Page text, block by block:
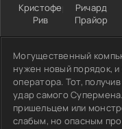
Кристофер
Рив
Ричард
Прайор
Могущественный
нужен новый порядок,
оператора. Тот,
удар самого
пришельцем или
слабым, но опасным проводником. Герой